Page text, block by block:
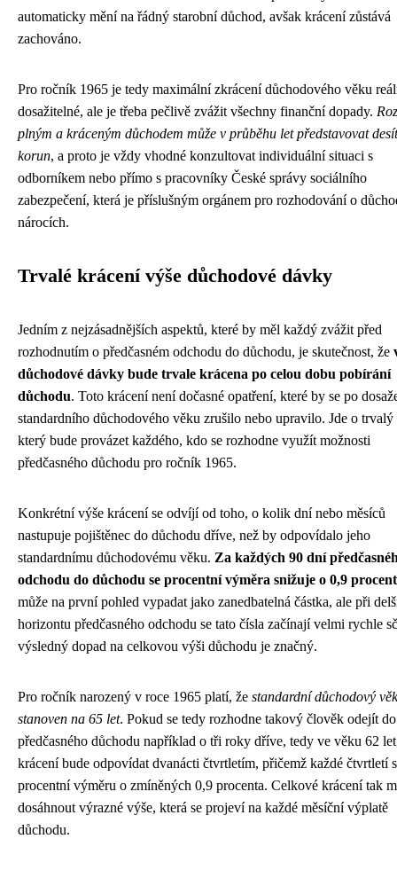
automaticky mění na řádný starobní důchod, avšak krácení zůstává
zachováno.
Pro ročník 1965 je tedy maximální zkrácení důchodového věku
dosažitelné, ale je třeba pečlivě zvážit všechny finanční dopady.
plným a kráceným důchodem může v průběhu let představovat
korun, a proto je vždy vhodné konzultovat individuální situaci s
odborníkem nebo přímo s pracovníky České správy sociálního
zabezpečení, která je příslušným orgánem pro rozhodování o
nárocích.
Trvalé krácení výše důchodové dávky
Jedním z nejzásadnějších aspektů, které by měl každý zvážit před
rozhodnutím o předčasném odchodu do důchodu, je skutečnost, že
důchodové dávky bude trvale krácena po celou dobu pobírání
důchodu. Toto krácení není dočasné opatření, které by se po
standardního důchodového věku zrušilo nebo upravilo. Jde o trvalý
který bude provázet každého, kdo se rozhodne využít možnosti
předčasného důchodu pro ročník 1965.
Konkrétní výše krácení se odvíjí od toho, o kolik dní nebo měsíců
nastupuje pojištěnec do důchodu dříve, než by odpovídalo jeho
standardnímu důchodovému věku. Za každých 90 dní
odchodu do důchodu se procentní výměra snižuje o 0,9
může na první pohled vypadat jako zanedbatelná částka, ale při
horizontu předčasného odchodu se tato čísla začínají velmi rychle
výsledný dopad na celkovou výši důchodu je značný.
Pro ročník narozený v roce 1965 platí, že standardní důchodový
stanoven na 65 let. Pokud se tedy rozhodne takový člověk odejít do
předčasného důchodu například o tři roky dříve, tedy ve věku 62
krácení bude odpovídat dvanácti čtvrtletím, přičemž každé čtvrtletí
procentní výměru o zmíněných 0,9 procenta. Celkové krácení tak
dosáhnout výrazné výše, která se projeví na každé měsíční výplatě
důchodu.